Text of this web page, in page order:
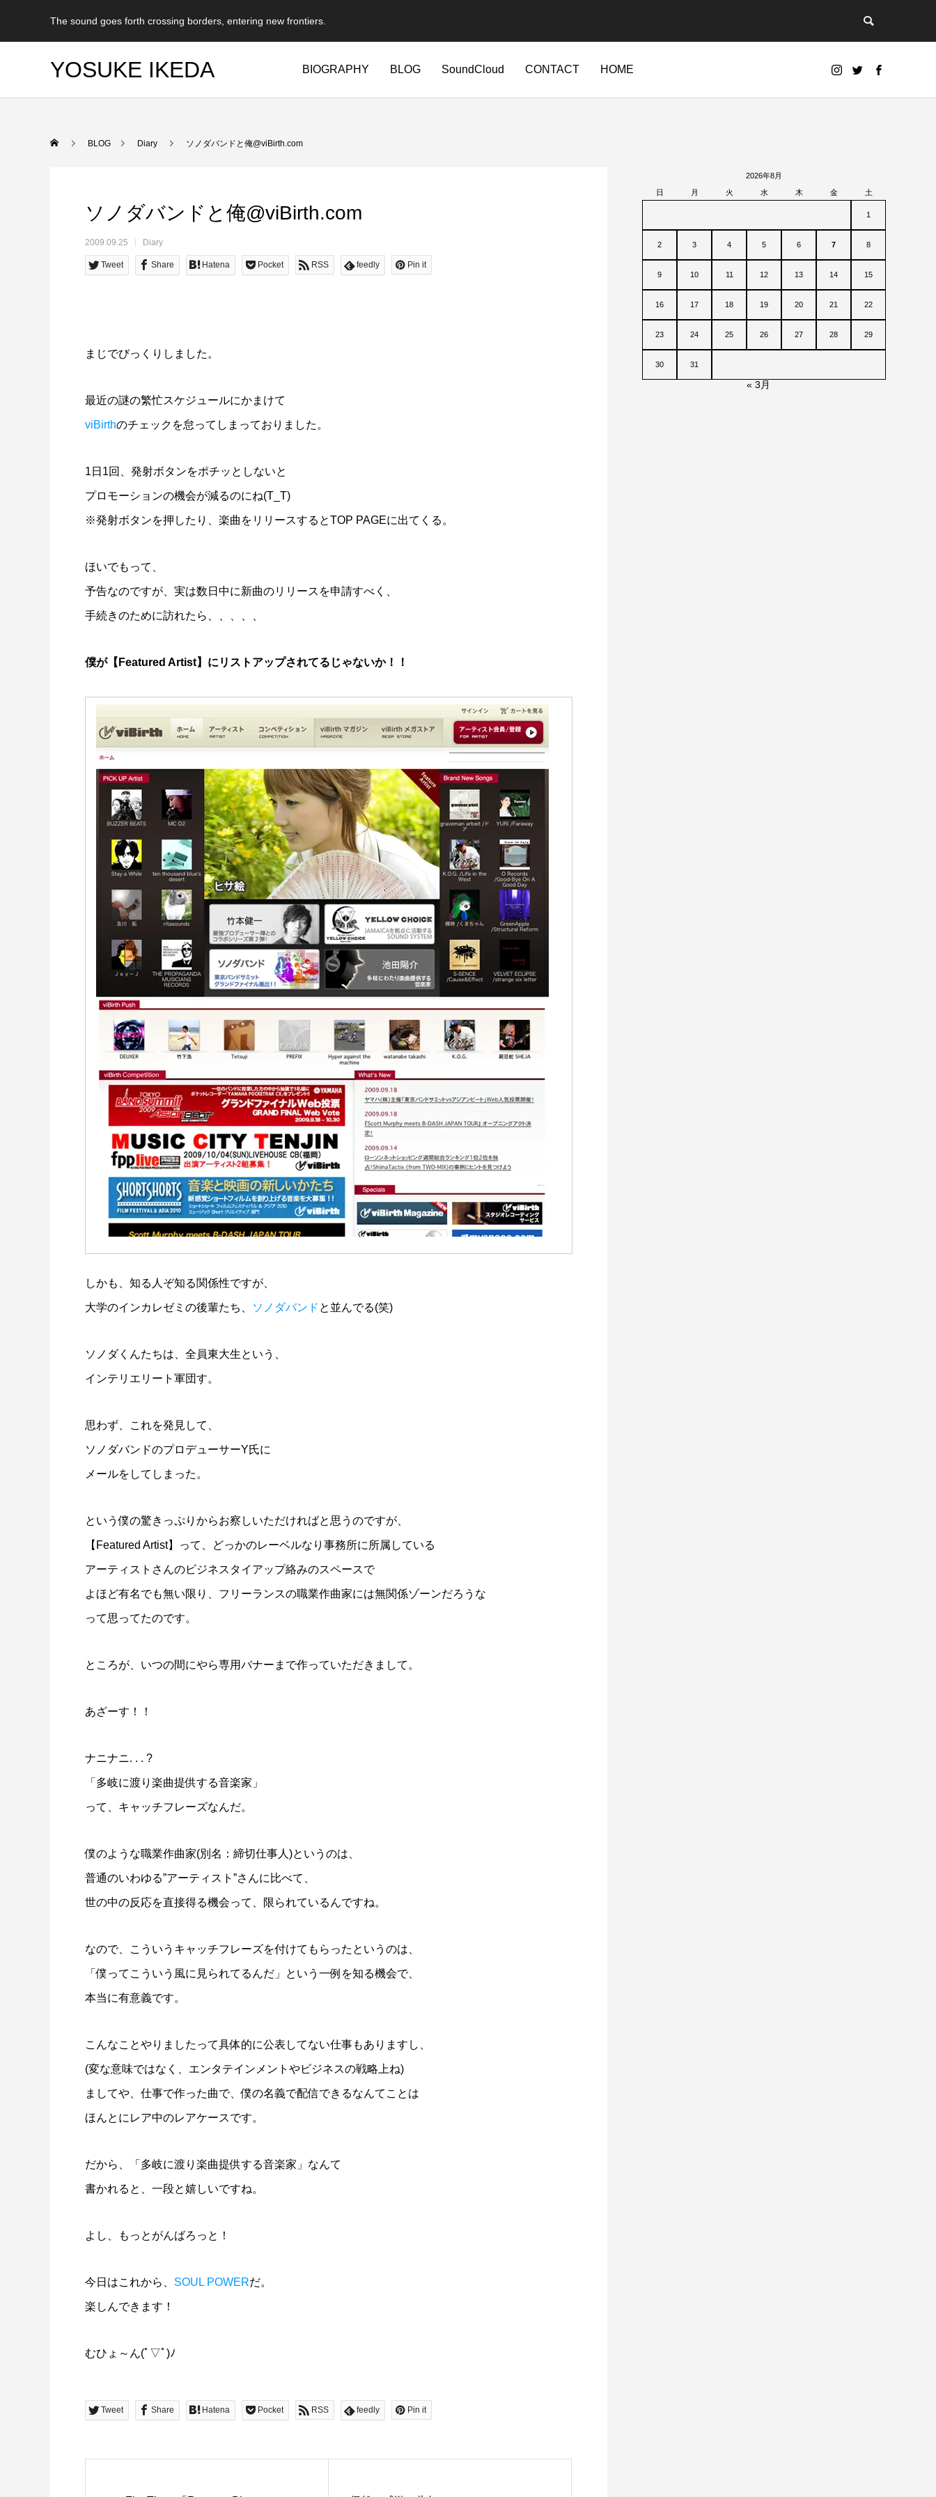
The sound goes forth crossing borders, entering new frontiers.
YOSUKE IKEDA BIOGRAPHY BLOG SoundCloud CONTACT HOME
BLOG Diary ソノダバンドと俺@viBirth.com
ソノダバンドと俺@viBirth.com
2009.09.25 Diary
Tweet Share Hatena Pocket RSS feedly Pin it
まじでびっくりしました。
最近の謎の繁忙スケジュールにかまけて
viBirthのチェックを怠ってしまっておりました。
1日1回、発射ボタンをポチッとしないと
プロモーションの機会が減るのにね(T_T)
※発射ボタンを押したり、楽曲をリリースするとTOP PAGEに出てくる。
ほいでもって、
予告なのですが、実は数日中に新曲のリリースを申請すべく、
手続きのために訪れたら、、、、、
僕が【Featured Artist】にリストアップされてるじゃないか！！
しかも、知る人ぞ知る関係性ですが、
大学のインカレゼミの後輩たち、 ソノダバンド と並んでる(笑)
ソノダくんたちは、全員東大生という、
インテリエリート軍団す。
思わず、これを発見して、
ソノダバンドのプロデューサーY氏に
メールをしてしまった。
という僕の驚きっぷりからお察しいただければと思うのですが、
【Featured Artist】って、どっかのレーベルなり事務所に所属している
アーティストさんのビジネスタイアップ絡みのスペースで
よほど有名でも無い限り、フリーランスの職業作曲家には無関係ゾーンだろうな
って思ってたのです。
ところが、いつの間にやら専用バナーまで作っていただきまして。
あざーす！！
ナニナニ. . . ?
「多岐に渡り楽曲提供する音楽家」
って、キャッチフレーズなんだ。
僕のような職業作曲家(別名：締切仕事人)というのは、
普通のいわゆる”アーティスト”さんに比べて、
世の中の反応を直接得る機会って、限られているんですね。
なので、こういうキャッチフレーズを付けてもらったというのは、
「僕ってこういう風に見られてるんだ」という一例を知る機会で、
本当に有意義です。
こんなことやりましたって具体的に公表してない仕事もありますし、
(変な意味ではなく、エンタテインメントやビジネスの戦略上ね)
ましてや、仕事で作った曲で、僕の名義で配信できるなんてことは
ほんとにレア中のレアケースです。
だから、「多岐に渡り楽曲提供する音楽家」なんて
書かれると、一段と嬉しいですね。
よし、もっとがんばろっと！
今日はこれから、 SOUL POWERだ。
楽しんできます！
むひょ～ん(ﾟ▽ﾟ)ﾉ
Tweet Share Hatena Pocket RSS feedly Pin it
2026年8月
日
月 火 水 木 金 土
1
2 3 4 5 6 7 8
9 10 11 12 13 14 15
16 17 18 19 20 21 22
23 24 25 26 27 28 29
30 31
« 3月